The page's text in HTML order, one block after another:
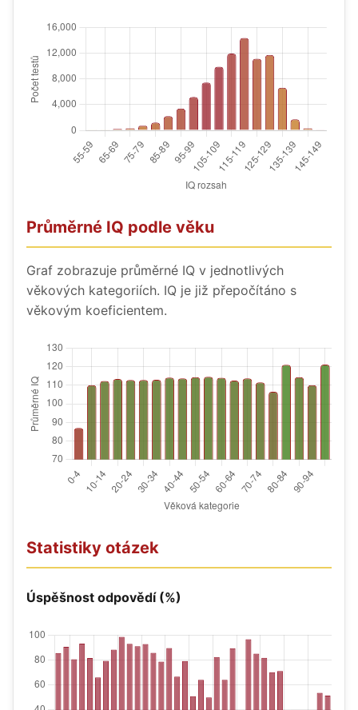
Průměrné IQ podle věku
Graf zobrazuje průměrné IQ v jednotlivých
věkových kategoriích. IQ je již přepočítáno s
věkovým koeficientem.
Statistiky otázek
Úspěšnost odpovědí (%)